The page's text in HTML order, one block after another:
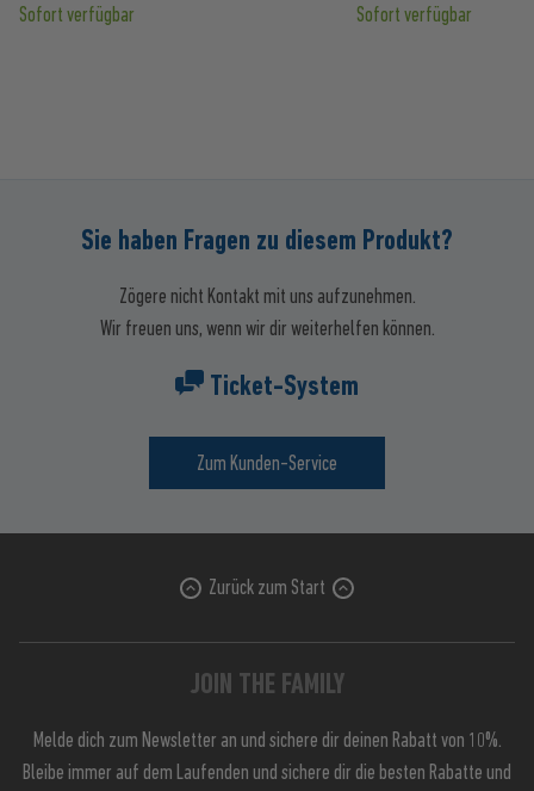
Sofort verfügbar Sofort verfügbar
Sie haben Fragen zu diesem Produkt?
Zögere nicht Kontakt mit uns aufzunehmen.
Wir freuen uns, wenn wir dir weiterhelfen können.
Ticket-System
Zum Kunden-Service
Zurück zum Start
JOIN THE FAMILY
Melde dich zum Newsletter an und sichere dir deinen Rabatt von 10%.
Bleibe immer auf dem Laufenden und sichere dir die besten Rabatte und